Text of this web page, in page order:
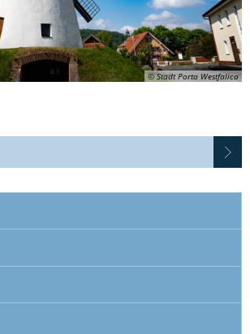
© Stadt Porta Westfalica